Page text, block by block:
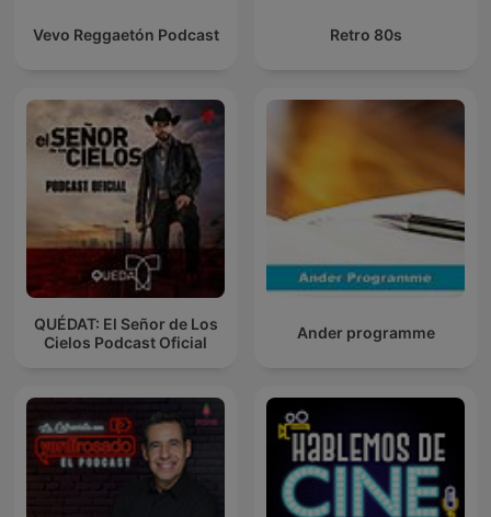
Vevo Reggaetón Podcast Retro 80s
QUÉDAT: El Señor de Los
Cielos Podcast Oficial
Ander programme